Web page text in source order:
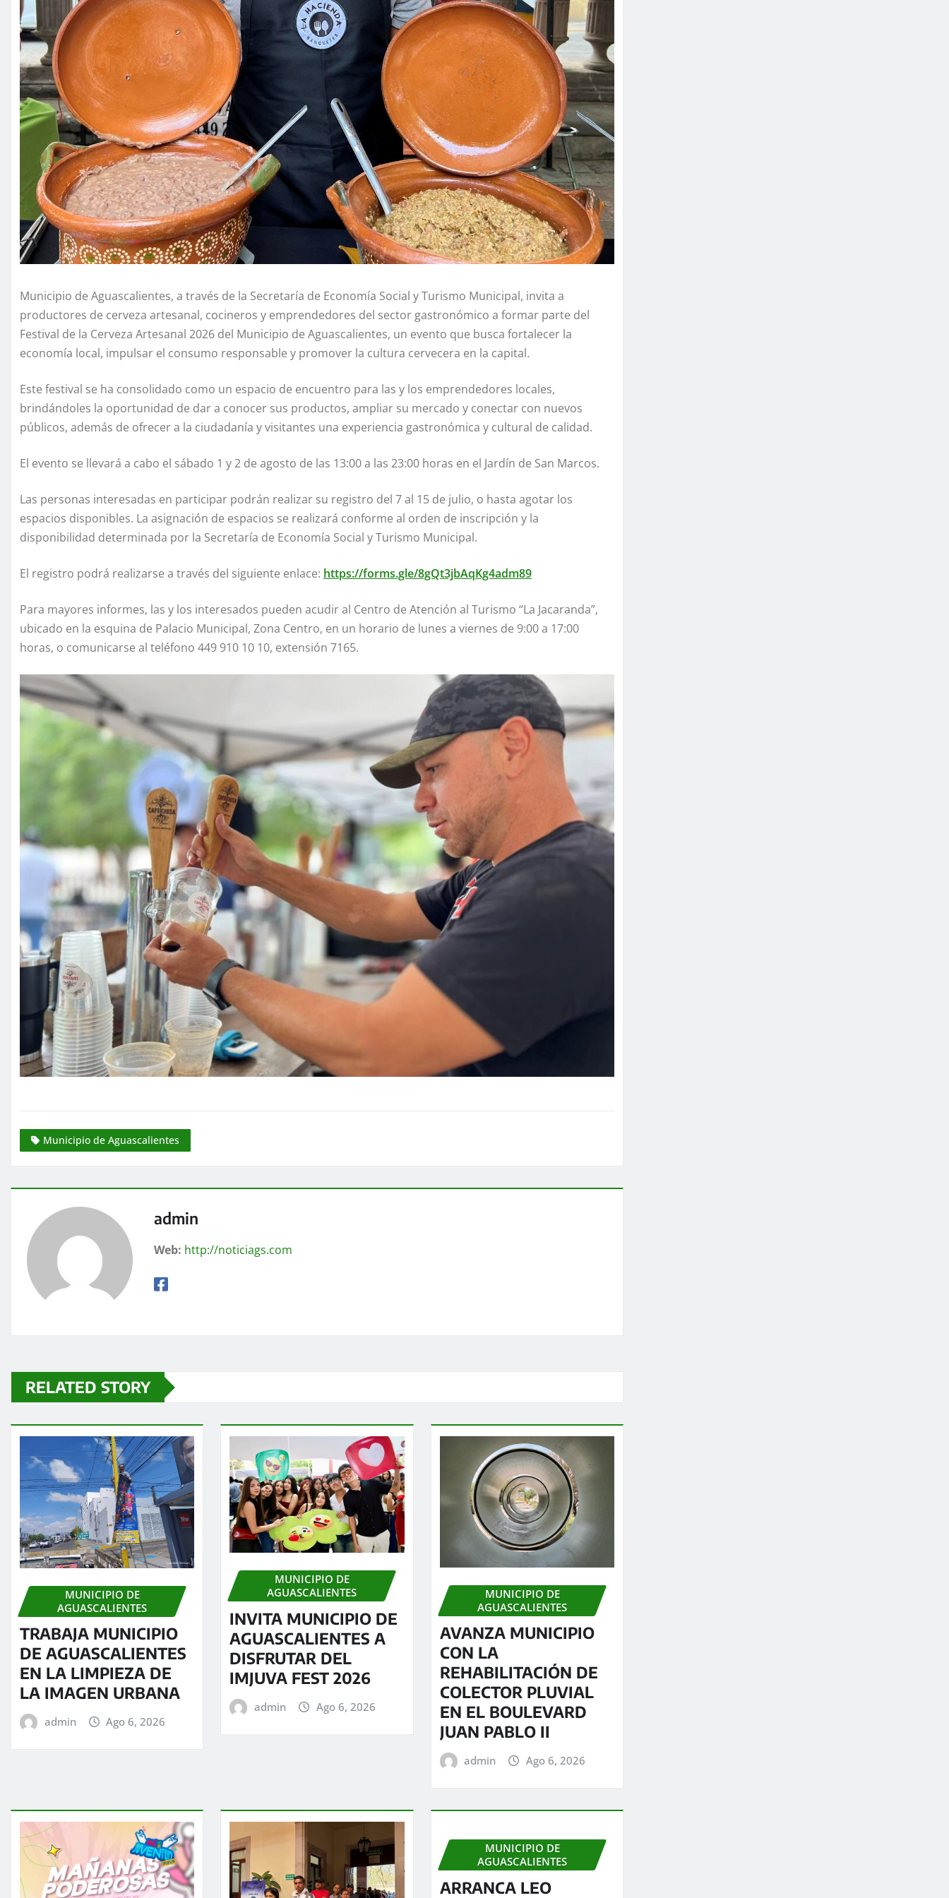
Municipio de Aguascalientes, a través de la Secretaría de Economía Social y Turismo Municipal, invita a
productores de cerveza artesanal, cocineros y emprendedores del sector gastronómico a formar parte del
Festival de la Cerveza Artesanal 2026 del Municipio de Aguascalientes, un evento que busca fortalecer la
economía local, impulsar el consumo responsable y promover la cultura cervecera en la capital.
Este festival se ha consolidado como un espacio de encuentro para las y los emprendedores locales,
brindándoles la oportunidad de dar a conocer sus productos, ampliar su mercado y conectar con nuevos
públicos, además de ofrecer a la ciudadanía y visitantes una experiencia gastronómica y cultural de calidad.
El evento se llevará a cabo el sábado 1 y 2 de agosto de las 13:00 a las 23:00 horas en el Jardín de San Marcos.
Las personas interesadas en participar podrán realizar su registro del 7 al 15 de julio, o hasta agotar los
espacios disponibles. La asignación de espacios se realizará conforme al orden de inscripción y la
disponibilidad determinada por la Secretaría de Economía Social y Turismo Municipal.
El registro podrá realizarse a través del siguiente enlace: https://forms.gle/8gQt3jbAqKg4adm89
Para mayores informes, las y los interesados pueden acudir al Centro de Atención al Turismo “La Jacaranda”,
ubicado en la esquina de Palacio Municipal, Zona Centro, en un horario de lunes a viernes de 9:00 a 17:00
horas, o comunicarse al teléfono 449 910 10 10, extensión 7165.
Municipio de Aguascalientes
admin
Web: http://noticiags.com
RELATED STORY
MUNICIPIO DE
AGUASCALIENTES
TRABAJA MUNICIPIO
DE AGUASCALIENTES
EN LA LIMPIEZA DE
LA IMAGEN URBANA
admin Ago 6, 2026
MUNICIPIO DE
AGUASCALIENTES
INVITA MUNICIPIO DE
AGUASCALIENTES A
DISFRUTAR DEL
IMJUVA FEST 2026
admin Ago 6, 2026
MUNICIPIO DE
AGUASCALIENTES
AVANZA MUNICIPIO
CON LA
REHABILITACIÓN DE
COLECTOR PLUVIAL
EN EL BOULEVARD
JUAN PABLO II
admin Ago 6, 2026
MUNICIPIO DE
AGUASCALIENTES
ARRANCA LEO